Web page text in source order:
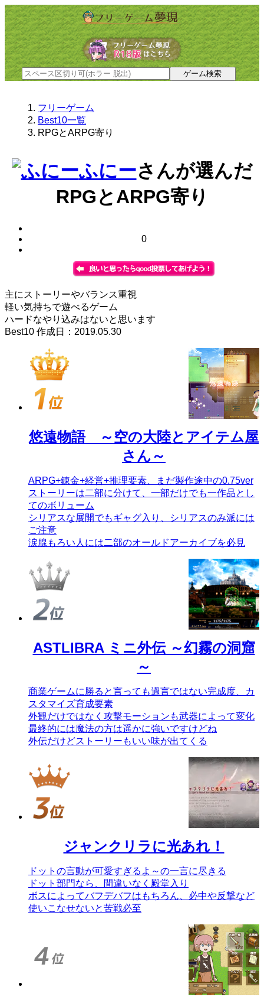
フリーゲーム
Best10一覧
RPGとARPG寄り
ふにーさんが選んだ
RPGとARPG寄り
0
主にストーリーやバランス重視
軽い気持ちで遊べるゲーム
ハードなやり込みはないと思います
Best10 作成日：2019.05.30
悠遠物語 ～空の大陸とアイテム屋
さん～
ARPG+錬金+経営+推理要素、まだ製作途中の0.75ver
ストーリーは二部に分けて、一部だけでも一作品とし
てのボリューム
シリアスな展開でもギャグ入り、シリアスのみ派には
ご注意
涙腺もろい人には二部のオールドアーカイブを必見
ASTLIBRA ミニ外伝 ～幻霧の洞窟
～
商業ゲームに勝ると言っても過言ではない完成度、カ
スタマイズ育成要素
外観だけではなく攻撃モーションも武器によって変化
最終的には魔法の方は遥かに強いですけどね
外伝だけどストーリーもいい味が出てくる
ジャンクリラに光あれ！
ドットの言動が可愛すぎるよ～の一言に尽きる
ドット部門なら、間違いなく殿堂入り
ボスによってバフデバフはもちろん、必中や反撃など
使いこなせないと苦戦必至